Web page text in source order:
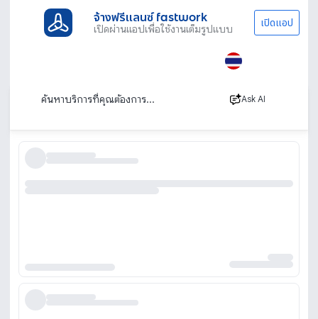
จ้างฟรีแลนซ์ fastwork
เปิดผ่านแอปเพื่อใช้งานเต็มรูปแบบ เปิดแอป
Ask AI
พูด
เรียงตาม